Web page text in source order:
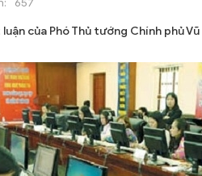
657
của Phó Thủ tướng Chính phủ